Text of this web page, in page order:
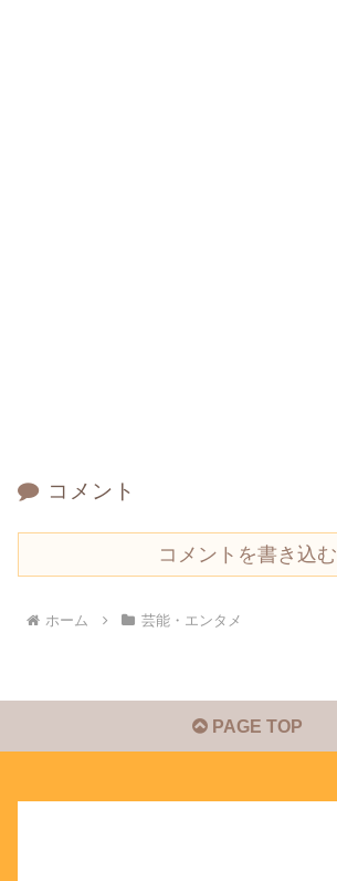
コメント
コメントを書き込む
ホーム 芸能・エンタメ
PAGE TOP